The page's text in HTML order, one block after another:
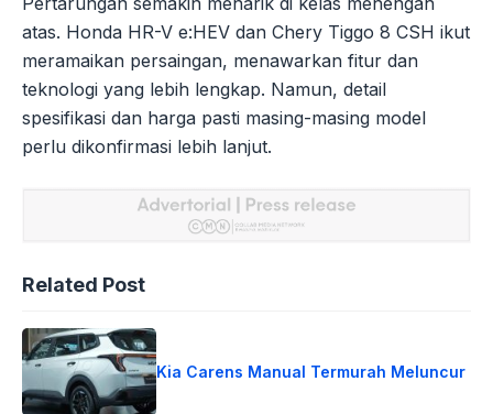
atas. Honda HR-V e:HEV dan Chery Tiggo 8 CSH ikut
meramaikan persaingan, menawarkan fitur dan
teknologi yang lebih lengkap. Namun, detail
spesifikasi dan harga pasti masing-masing model
perlu dikonfirmasi lebih lanjut.
Related Post
Kia Carens Manual Termurah Meluncur